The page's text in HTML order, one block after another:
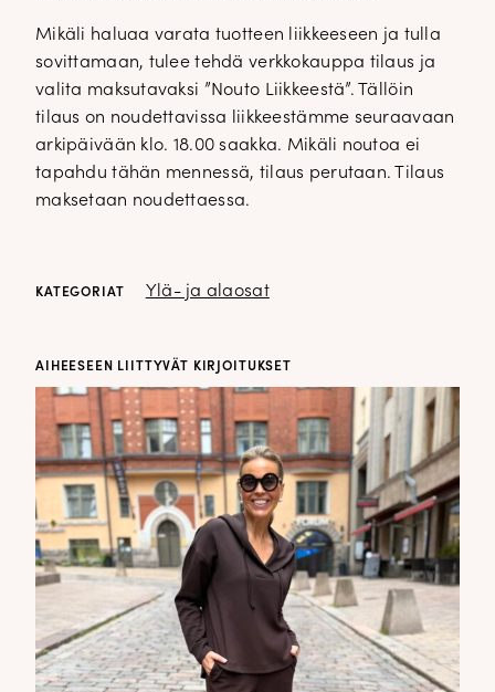
Mikäli haluaa varata tuotteen liikkeeseen ja tulla
sovittamaan, tulee tehdä verkkokauppa tilaus ja
valita maksutavaksi ”Nouto Liikkeestä”. Tällöin
tilaus on noudettavissa liikkeestämme seuraavaan
arkipäivään klo. 18.00 saakka. Mikäli noutoa ei
tapahdu tähän mennessä, tilaus perutaan. Tilaus
maksetaan noudettaessa.
KATEGORIAT Ylä- ja alaosat
AIHEESEEN LIITTYVÄT KIRJOITUKSET